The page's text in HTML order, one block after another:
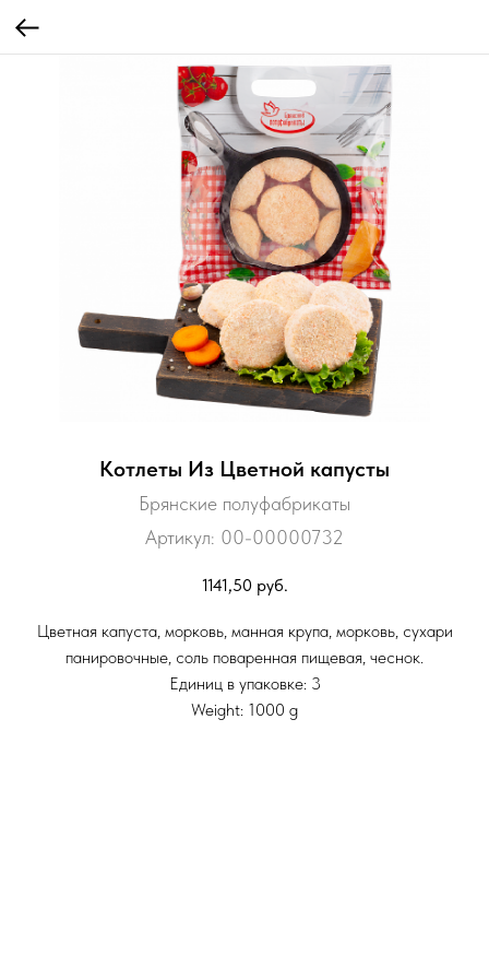
Котлеты Из Цветной капусты
Брянские полуфабрикаты
Артикул: 00-00000732
1141,50 руб.
Цветная капуста, морковь, манная крупа, морковь, сухари
панировочные, соль поваренная пищевая, чеснок.
Единиц в упаковке: 3
Weight: 1000 g